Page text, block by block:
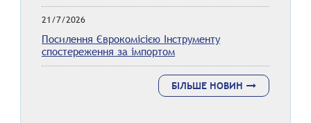
21/7/2026
Посилення Єврокомісією Інструменту
спостереження за імпортом
БІЛЬШЕ НОВИН